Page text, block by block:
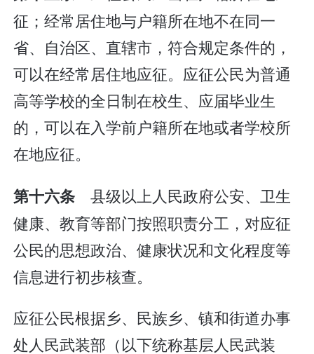
征；经常居住地与户籍所在地不在同一
省、自治区、直辖市，符合规定条件的，
可以在经常居住地应征。应征公民为普通
高等学校的全日制在校生、应届毕业生
的，可以在入学前户籍所在地或者学校所
在地应征。
第十六条 县级以上人民政府公安、卫生
健康、教育等部门按照职责分工，对应征
公民的思想政治、健康状况和文化程度等
信息进行初步核查。
应征公民根据乡、民族乡、镇和街道办事
处人民武装部（以下统称基层人民武装